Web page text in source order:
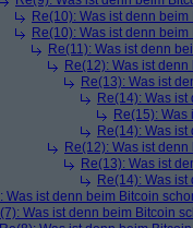
Re(10): Was ist denn
Re(10): Was ist denn
Re(11): Was ist denn
Re(12): Was ist
Re(13): Was ist
Re(14): Was
Re(15):
Re(14): Was
Re(12): Was ist
Re(13): Was ist
Re(14): Was
Was ist denn beim Bitcoin
Was ist denn beim Bitcoin